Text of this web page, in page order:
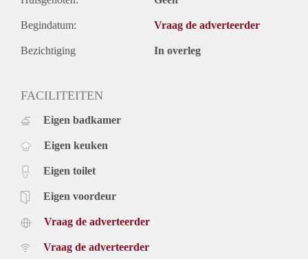
Begindatum: Vraag de adverteerder
Bezichtiging In overleg
FACILITEITEN
Eigen badkamer
Eigen keuken
Eigen toilet
Eigen voordeur
Vraag de adverteerder
Vraag de adverteerder